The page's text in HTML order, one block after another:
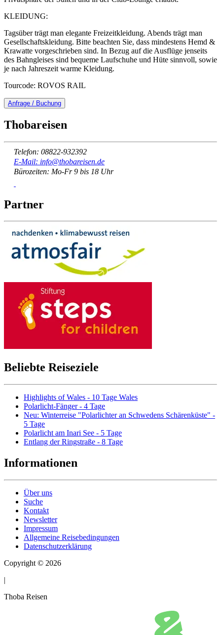
KLEIDUNG:
Tagsüber trägt man elegante Freizeitkleidung. Abends trägt man
Gesellschaftskleidung. Bitte beachten Sie, dass mindestens Hemd &
Krawatte vorgeschrieben sind. In Bezug auf die Ausflüge jenseits
des Bahngleises sind bequeme Laufschuhe und Hüte sinnvoll, sowie
je nach Jahreszeit warme Kleidung.
Tourcode: ROVOS RAIL
Anfrage / Buchung
Thobareisen
Telefon: 08822-932392
E-Mail: info@thobareisen.de
Bürozeiten: Mo-Fr 9 bis 18 Uhr
Partner
Beliebte Reiseziele
Highlights of Wales - 10 Tage Wales
Polarlicht-Fänger - 4 Tage
Neu: Winterreise "Polarlichter an Schwedens Schärenküste" -
5 Tage
Polarlicht am Inari See - 5 Tage
Entlang der Ringstraße - 8 Tage
Informationen
Über uns
Suche
Kontakt
Newsletter
Impressum
Allgemeine Reisebedingungen
Datenschutzerklärung
Copyright © 2026
|
Thoba Reisen